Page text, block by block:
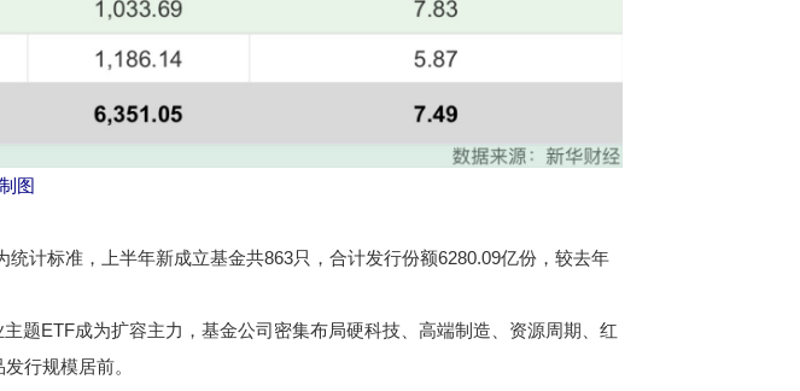
图
标准，上半年新成立基金共863只，合计发行份额6280.09亿份，较去年
ETF成为扩容主力，基金公司密集布局硬科技、高端制造、资源周期、红
行规模居前。